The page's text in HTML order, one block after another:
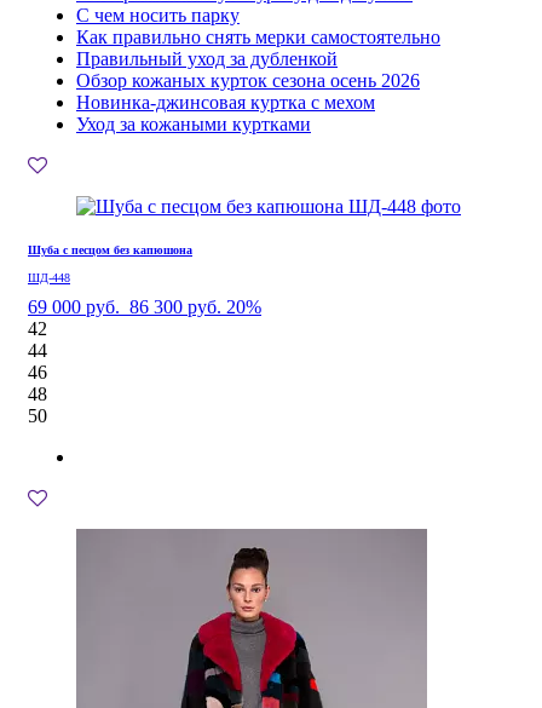
С чем носить парку
Как правильно снять мерки самостоятельно
Правильный уход за дубленкой
Обзор кожаных курток сезона осень 2026
Новинка-джинсовая куртка с мехом
Уход за кожаными куртками
Шуба с песцом без капюшона
ШД-448
69 000 руб. 86 300 руб. 20%
42
44
46
48
50